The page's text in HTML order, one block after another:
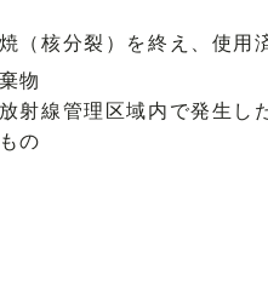
（核分裂）を終え、使用
物
射線管理区域内で発生し
の